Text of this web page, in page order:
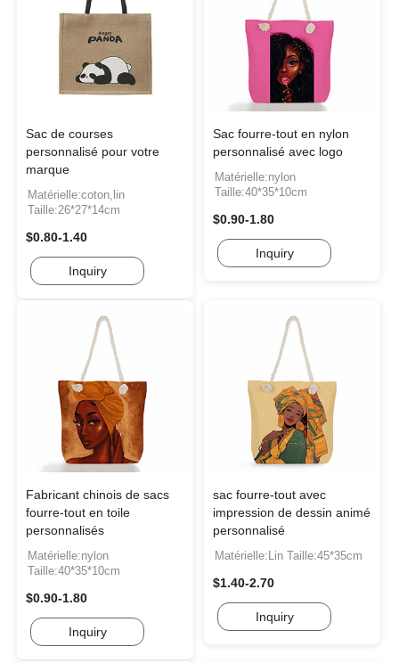
Sac de courses
personnalisé pour votre
marque
Matérielle:coton,lin
Taille:26*27*14cm
$0.80-1.40
Inquiry
Sac fourre-tout en nylon
personnalisé avec logo
Matérielle:nylon
Taille:40*35*10cm
$0.90-1.80
Inquiry
Fabricant chinois de sacs
fourre-tout en toile
personnalisés
Matérielle:nylon
Taille:40*35*10cm
$0.90-1.80
Inquiry
sac fourre-tout avec
impression de dessin animé
personnalisé
Matérielle:Lin Taille:45*35cm
$1.40-2.70
Inquiry